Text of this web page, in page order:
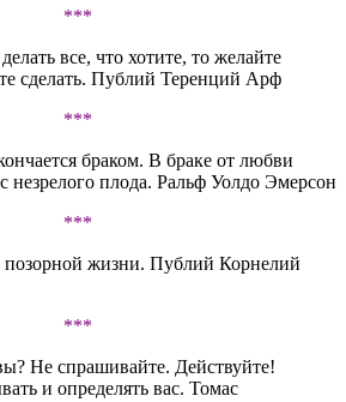
***
все, что хотите, то желайте
сделать. Публий Теренций Арф
***
браком. В браке от любви
незрелого плода. Ральф Уолдо Эмерсон
***
позорной жизни. Публий Корнелий
***
Не спрашивайте. Действуйте!
и определять вас. Томас